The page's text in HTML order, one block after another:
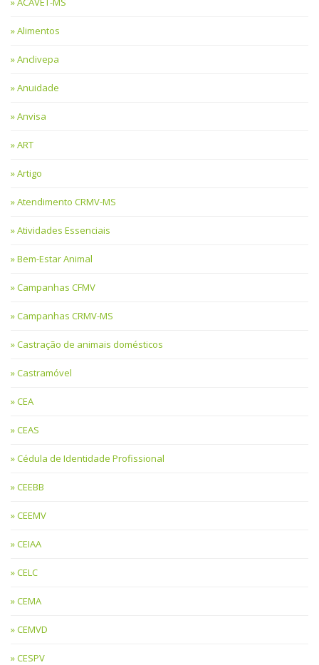
Alimentos
Anclivepa
Anuidade
Anvisa
ART
Artigo
Atendimento CRMV-MS
Atividades Essenciais
Bem-Estar Animal
Campanhas CFMV
Campanhas CRMV-MS
Castração de animais domésticos
Castramóvel
CEA
CEAS
Cédula de Identidade Profissional
CEEBB
CEEMV
CEIAA
CELC
CEMA
CEMVD
CESPV